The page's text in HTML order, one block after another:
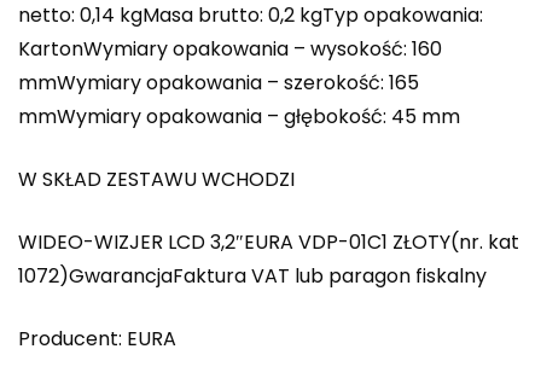
netto: 0,14 kgMasa brutto: 0,2 kgTyp opakowania:
KartonWymiary opakowania – wysokość: 160
mmWymiary opakowania – szerokość: 165
mmWymiary opakowania – głębokość: 45 mm
W SKŁAD ZESTAWU WCHODZI
WIDEO-WIZJER LCD 3,2″EURA VDP-01C1 ZŁOTY(nr. kat
1072)GwarancjaFaktura VAT lub paragon fiskalny
Producent: EURA